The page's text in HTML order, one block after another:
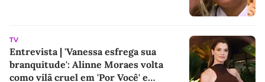
TV
Entrevista | 'Vanessa esfrega sua
branquitude': Alinne Moraes volta
como vilã cruel em 'Por Você' e